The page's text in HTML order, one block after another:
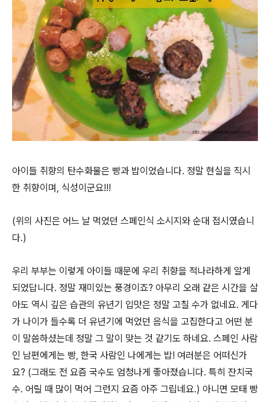
아이들 취향의 탄수화물은 빵과 밥이었습니다. 정말 현실을 직시
한 취향이며, 식성이군요!!!
(위의 사진은 어느 날 먹었던 스페인식 소시지와 순대 접시였습니
다.)
우리 부부는 이렇게 아이들 때문에 우리 취향을 적나라하게 알게
되었답니다. 정말 재미있는 풍경이죠? 아무리 오래 같은 시간을 살
아도 역시 깊은 습관의 유년기 입맛은 정말 고칠 수가 없네요. 게다
가 나이가 들수록 더 유년기에 먹었던 음식을 고집한다고 어떤 분
이 말씀하셨는데 정말 그 말이 맞는 것 같기도 하네요. 스페인 사람
인 남편에게는 빵, 한국 사람인 나에게는 밥! 여러분은 어떠신가
요? (그래도 전 요즘 국수도 엄청나게 좋아졌습니다. 특히 잔치국
수. 어릴 때 많이 먹어 그런지 요즘 아주 그립네요.) 아니면 모태 빵